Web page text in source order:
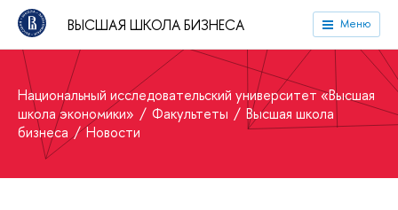
ВЫСШАЯ ШКОЛА БИЗНЕСА Меню
Национальный исследовательский университет «Высшая
школа экономики»
Факультеты
Высшая школа
бизнеса
Новости